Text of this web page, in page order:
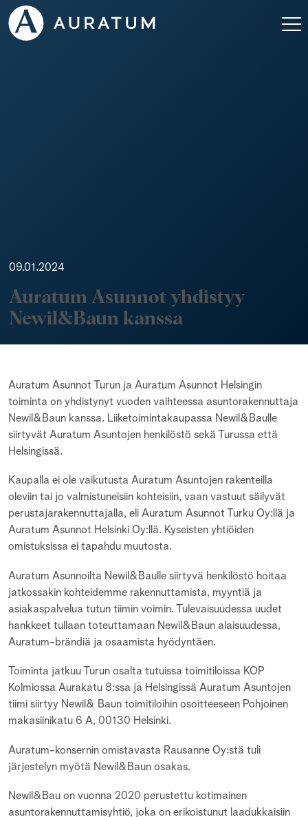
09.01.2024
Auratum Asunnot yhdistyy
Newil&Baun kanssa
Auratum Asunnot Turun ja Auratum Asunnot Helsingin
toiminta on yhdistynyt vuoden vaihteessa asuntorakennuttaja
Newil&Baun kanssa. Liiketoimintakaupassa Newil&Baulle
siirtyvät Auratum Asuntojen henkilöstö sekä Turussa että
Helsingissä.
Kaupalla ei ole vaikutusta Auratum Asuntojen rakenteilla
oleviin tai jo valmistuneisiin kohteisiin, vaan vastuut säilyvät
perustajarakennuttajalla, eli Auratum Asunnot Turku Oy:llä ja
Auratum Asunnot Helsinki Oy:llä. Kyseisten yhtiöiden
omistuksissa ei tapahdu muutosta.
Auratum Asunnoilta Newil&Baulle siirtyvä henkilöstö hoitaa
jatkossakin kohteidemme rakennuttamista, myyntiä ja
asiakaspalvelua tutun tiimin voimin. Tulevaisuudessa uudet
hankkeet tullaan toteuttamaan Newil&Baun alaisuudessa,
Auratum-brändiä ja osaamista hyödyntäen.
Toiminta jatkuu Turun osalta tutuissa toimitiloissa KOP
Kolmiossa Aurakatu 8:ssa ja Helsingissä Auratum Asuntojen
tiimi siirtyy Newil& Baun toimitiloihin osoitteeseen Pohjoinen
makasiinikatu 6 A, 00130 Helsinki.
Auratum-konsernin omistavasta Rausanne Oy:stä tuli
järjestelyn myötä Newil&Baun osakas.
Newil&Bau on vuonna 2020 perustettu kotimainen
asuntorakennuttamisyhtiö, joka on erikoistunut laadukkaisiin